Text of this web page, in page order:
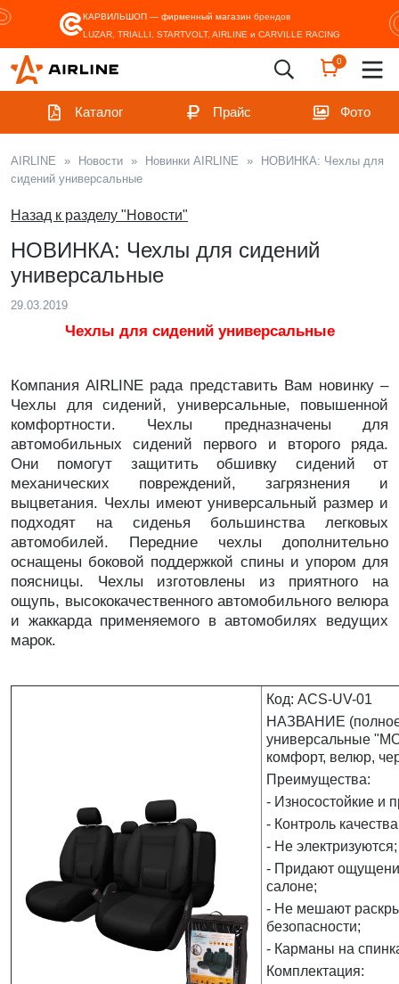
КАРВИЛЬШОП — фирменный магазин брендов
LUZAR, TRIALLI, STARTVOLT, AIRLINE и CARVILLE RACING
0
Каталог Прайс Фото
AIRLINE » Новости » Новинки AIRLINE »
НОВИНКА: Чехлы для
сидений универсальные
Назад к разделу "Новости"
НОВИНКА: Чехлы для сидений
универсальные
29.03.2019
Чехлы для сидений универсальные
Компания AIRLINE рада представить Вам новинку –
Чехлы для сидений, универсальные, повышенной
комфортности. Чехлы предназначены для
автомобильных сидений первого и второго ряда.
Они помогут защитить обшивку сидений от
механических повреждений, загрязнения и
выцветания. Чехлы имеют универсальный размер и
подходят на сиденья большинства легковых
автомобилей. Передние чехлы дополнительно
оснащены боковой поддержкой спины и упором для
поясницы. Чехлы изготовлены из приятного на
ощупь, высококачественного автомобильного велюра
и жаккарда применяемого в автомобилях ведущих
марок.
Код: ACS-UV-01
НАЗВАНИЕ
универсальные
комфорт, велюр,
Преимущества:
- Износостойкие и
- Контроль
- Не электризуются;
- Придают
салоне;
- Не мешают
безопасности;
- Карманы на
Комплектация: